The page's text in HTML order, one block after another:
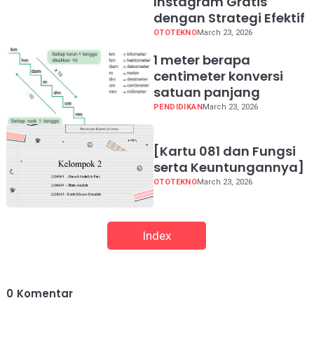
dengan Strategi Efektif
OTOTEKNOMarch 23, 2026
1 meter berapa
centimeter konversi
satuan panjang
PENDIDIKAN March 23, 2026
[Kartu 081 dan Fungsi
serta Keuntungannya]
OTOTEKNOMarch 23, 2026
Index
0 Komentar